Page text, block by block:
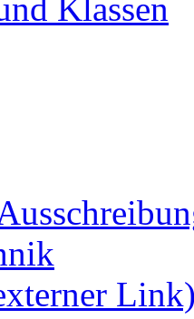
Klassen